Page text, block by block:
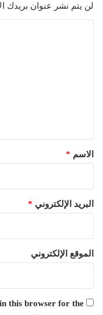
لن يتم نشر عنوان بريدك
*الاسم *
البريد الإلكتروني *
الموقع الإلكتروني
this browser for the